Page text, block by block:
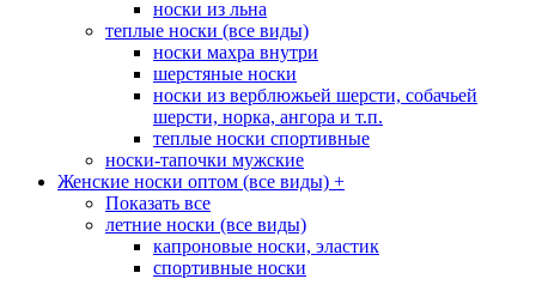
носки из льна
теплые носки (все виды)
носки махра внутри
шерстяные носки
носки из верблюжьей шерсти, собачьей
шерсти, норка, ангора и т.п.
теплые носки спортивные
носки-тапочки мужские
Женские носки оптом (все виды) +
Показать все
летние носки (все виды)
капроновые носки, эластик
спортивные носки